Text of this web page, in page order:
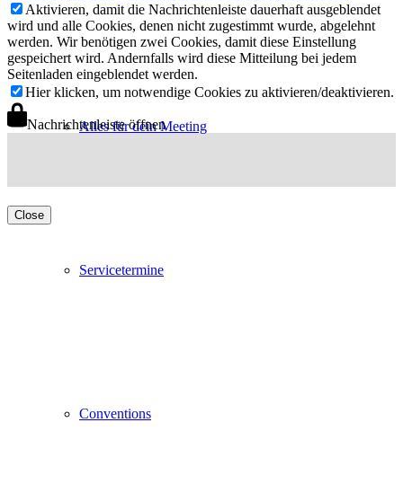
Alles für dein Meeting
Servicetermine
Conventions
Aktivieren, damit die Nachrichtenleiste dauerhaft ausgeblendet
wird und alle Cookies, denen nicht zugestimmt wurde, abgelehnt
werden. Wir benötigen zwei Cookies, damit diese Einstellung
gespeichert wird. Andernfalls wird diese Mitteilung bei jedem
Seitenladen eingeblendet werden.
Hier klicken, um notwendige Cookies zu aktivieren/deaktivieren.
Nachrichtenleiste öffnen
Close